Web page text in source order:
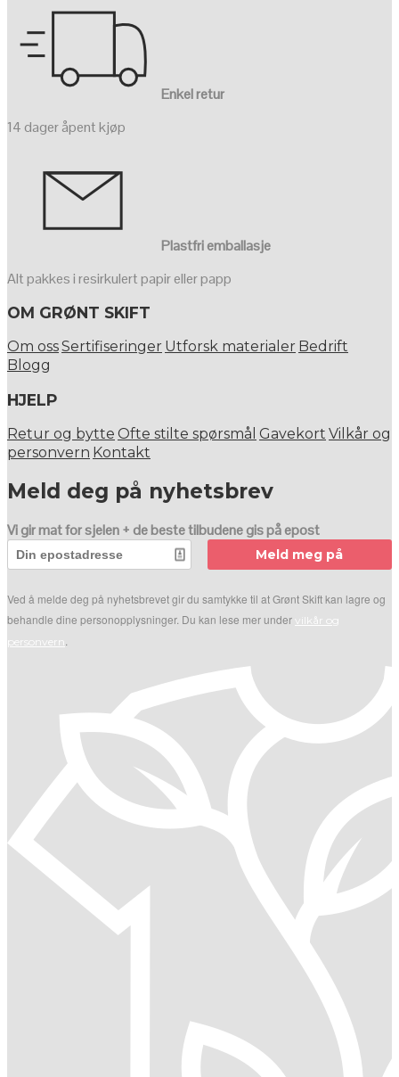
Enkel retur
14 dager åpent kjøp
Plastfri emballasje
Alt pakkes i resirkulert papir eller papp
OM GRØNT SKIFT
Om ossSertifiseringer Utforsk materialer Bedrift
Blogg
HJELP
Retur og bytte Ofte stilte spørsmål Gavekort Vilkår og
personvern Kontakt
Meld deg på nyhetsbrev
Vi gir mat for sjelen + de beste tilbudene gis på epost
Meld meg på
Ved å melde deg på nyhetsbrevet gir du samtykke til at Grønt Skift kan lagre og
behandle dine personopplysninger. Du kan lese mer under vilkår og
personvern